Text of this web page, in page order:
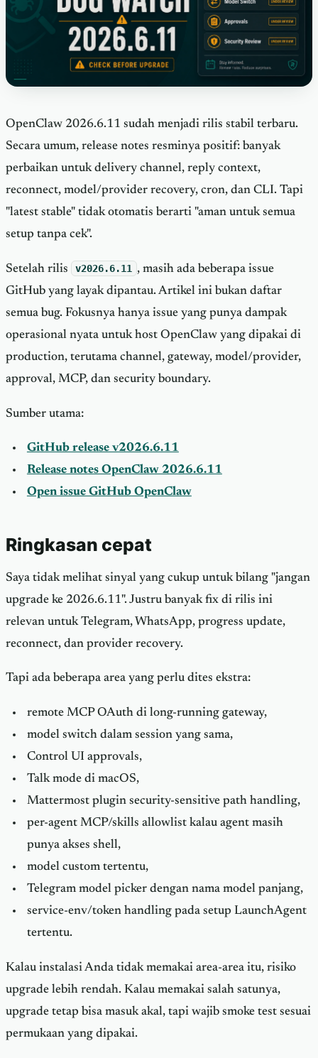
OpenClaw 2026.6.11 sudah menjadi rilis stabil terbaru.
Secara umum, release notes resminya positif: banyak
perbaikan untuk delivery channel, reply context,
reconnect, model/provider recovery, cron, dan CLI. Tapi
"latest stable" tidak otomatis berarti "aman untuk semua
setup tanpa cek".
Setelah rilis v2026.6.11
, masih ada beberapa issue
GitHub yang layak dipantau. Artikel ini bukan daftar
semua bug. Fokusnya hanya issue yang punya dampak
operasional nyata untuk host OpenClaw yang dipakai di
production, terutama channel, gateway, model/provider,
approval, MCP, dan security boundary.
Sumber utama:
GitHub release v2026.6.11
Release notes OpenClaw 2026.6.11
Open issue GitHub OpenClaw
Ringkasan cepat
Saya tidak melihat sinyal yang cukup untuk bilang "jangan
upgrade ke 2026.6.11". Justru banyak fix di rilis ini
relevan untuk Telegram, WhatsApp, progress update,
reconnect, dan provider recovery.
Tapi ada beberapa area yang perlu dites ekstra:
remote MCP OAuth di long-running gateway,
model switch dalam session yang sama,
Control UI approvals,
Talk mode di macOS,
Mattermost plugin security-sensitive path handling,
per-agent MCP/skills allowlist kalau agent masih
punya akses shell,
model custom tertentu,
Telegram model picker dengan nama model panjang,
service-env/token handling pada setup LaunchAgent
tertentu.
Kalau instalasi Anda tidak memakai area-area itu, risiko
upgrade lebih rendah. Kalau memakai salah satunya,
upgrade tetap bisa masuk akal, tapi wajib smoke test sesuai
permukaan yang dipakai.